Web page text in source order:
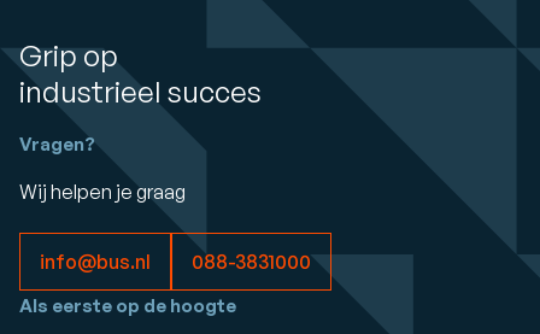
Grip op
industrieel succes
Vragen?
Wij helpen je graag
info@bus.nl 088-3831000
Als eerste op de hoogte